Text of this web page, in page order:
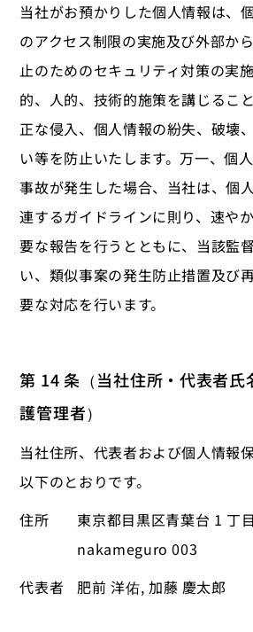
当社がお預かりした個人情報は、
のアクセス制限の実施及び外部か
止のためのセキュリティ対策の実
的、人的、技術的施策を講じるこ
正な侵入、個人情報の紛失、破壊
い等を防止いたします。万一、個
事故が発生した場合、当社は、個
連するガイドラインに則り、速や
要な報告を行うとともに、当該監
い、類似事案の発生防止措置及び
要な対応を行います。
第 14 条（当社住所・代表者氏
護管理者）
当社住所、代表者および個人情報
以下のとおりです。
住所
東京都目黒区青葉台 1 丁
nakameguro 003
代表者
肥前 洋佑, 加藤 慶太郎